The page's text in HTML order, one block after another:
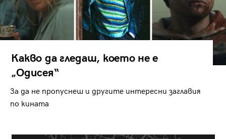
Какво да гледаш, което не е
„Одисея“
За да не пропуснеш и другите интересни заглавия
по кината